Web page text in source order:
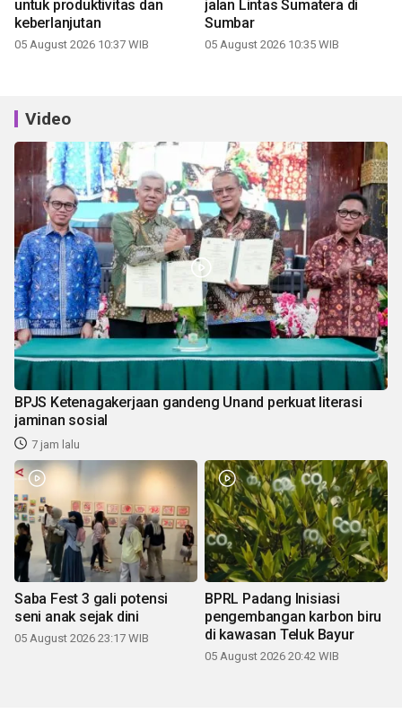
untuk produktivitas dan
keberlanjutan
05 August 2026 10:37 WIB
jalan Lintas Sumatera di
Sumbar
05 August 2026 10:35 WIB
Video
BPJS Ketenagakerjaan gandeng Unand perkuat literasi
jaminan sosial
7 jam lalu
Saba Fest 3 gali potensi
seni anak sejak dini
05 August 2026 23:17 WIB
BPRL Padang Inisiasi
pengembangan karbon biru
di kawasan Teluk Bayur
05 August 2026 20:42 WIB